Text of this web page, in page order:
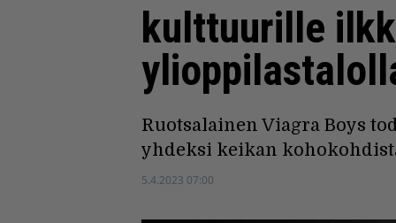
kulttuurille
Ruotsalainen Viagra Boys
yhdeksi keikan
5.4.2023 07:00